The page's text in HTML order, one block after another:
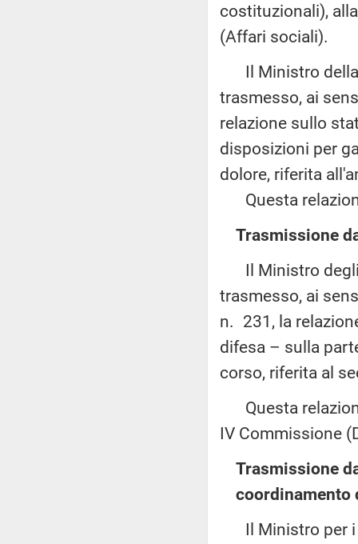
costituzionali),
(Affari sociali).
Il Ministro della
trasmesso, ai
relazione sullo
disposizioni per
dolore, riferita
Questa
Trasmissione
Il Ministro degli
trasmesso, ai
n. 231, la
difesa – sulla
corso, riferita al
Questa
IV Commissione
Trasmissione
coordinamento
Il Ministro per i